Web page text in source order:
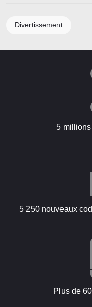
Divertissement
5
5 250 nouveaux
Plus de